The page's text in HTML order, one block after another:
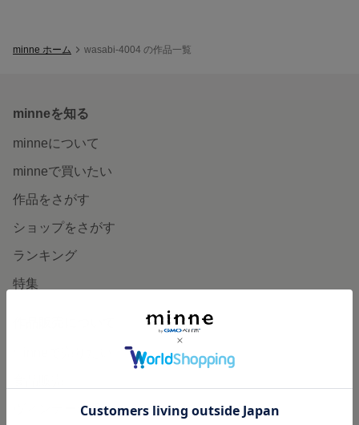
minne ホーム wasabi-4004 の作品一覧
minneを知る
minneについて
minneで買いたい
作品をさがす
ショップをさがす
ランキング
特集
ヴィンテージ販売